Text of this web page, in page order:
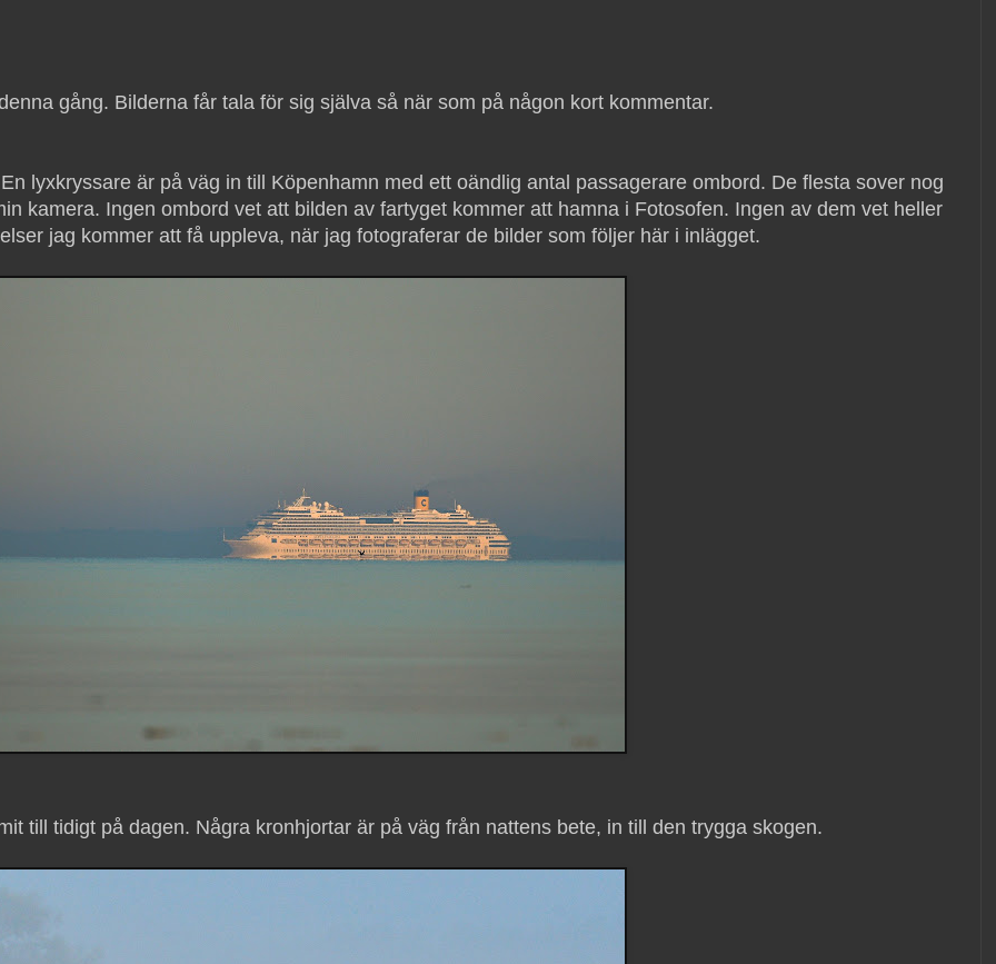
gång. Bilderna får tala för sig själva så när som på någon kort kommentar.
lyxkryssare är på väg in till Köpenhamn med ett oändlig antal passagerare ombord. De flesta sover nog
kamera. Ingen ombord vet att bilden av fartyget kommer att hamna i Fotosofen. Ingen av dem vet heller
jag kommer att få uppleva, när jag fotograferar de bilder som följer här i inlägget.
till tidigt på dagen. Några kronhjortar är på väg från nattens bete, in till den trygga skogen.